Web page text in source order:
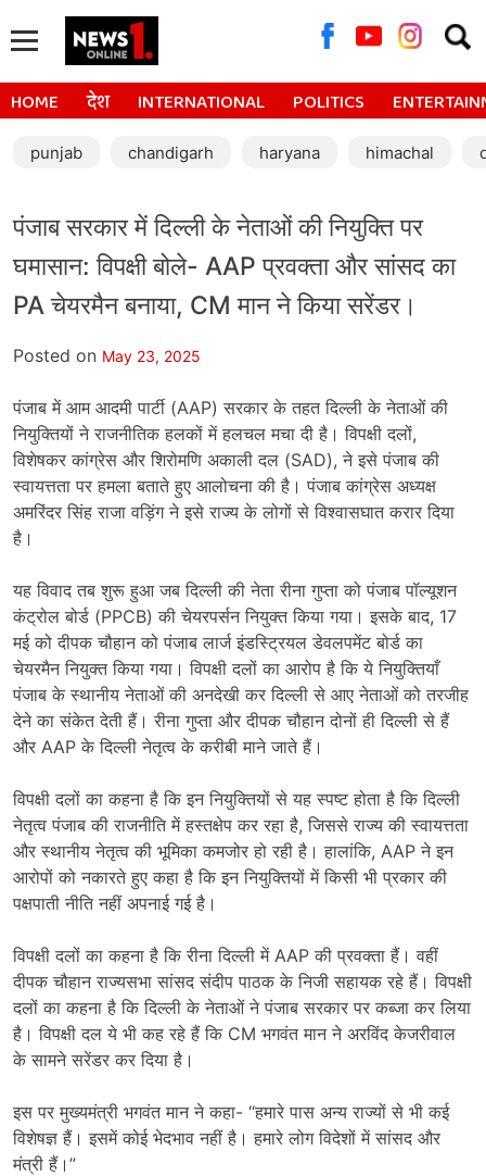
for:
HOME देश INTERNATIONAL POLITICS
punjab chandigarh haryana himachal
पंजाब सरकार में दिल्ली के नेताओं की नियुक्ति पर
घमासान: विपक्षी बोले- AAP प्रवक्ता और सांसद का
PA चेयरमैन बनाया, CM मान ने किया सरेंडर।
Posted on May 23, 2025
पंजाब में आम आदमी पार्टी (AAP) सरकार के तहत दिल्ली के नेताओं की
नियुक्तियों ने राजनीतिक हलकों में हलचल मचा दी है। विपक्षी दलों,
विशेषकर कांग्रेस और शिरोमणि अकाली दल (SAD), ने इसे पंजाब की
स्वायत्तता पर हमला बताते हुए आलोचना की है। पंजाब कांग्रेस अध्यक्ष
अमरिंदर सिंह राजा वड़िंग ने इसे राज्य के लोगों से विश्वासघात करार दिया
है।
यह विवाद तब शुरू हुआ जब दिल्ली की नेता रीना गुप्ता को पंजाब पॉल्यूशन
कंट्रोल बोर्ड (PPCB) की चेयरपर्सन नियुक्त किया गया। इसके बाद, 17
मई को दीपक चौहान को पंजाब लार्ज इंडस्ट्रियल डेवलपमेंट बोर्ड का
चेयरमैन नियुक्त किया गया। विपक्षी दलों का आरोप है कि ये नियुक्तियाँ
पंजाब के स्थानीय नेताओं की अनदेखी कर दिल्ली से आए नेताओं को तरजीह
देने का संकेत देती हैं। रीना गुप्ता और दीपक चौहान दोनों ही दिल्ली से हैं
और AAP के दिल्ली नेतृत्व के करीबी माने जाते हैं।
विपक्षी दलों का कहना है कि इन नियुक्तियों से यह स्पष्ट होता है कि दिल्ली
नेतृत्व पंजाब की राजनीति में हस्तक्षेप कर रहा है, जिससे राज्य की स्वायत्तता
और स्थानीय नेतृत्व की भूमिका कमजोर हो रही है। हालांकि, AAP ने इन
आरोपों को नकारते हुए कहा है कि इन नियुक्तियों में किसी भी प्रकार की
पक्षपाती नीति नहीं अपनाई गई है।
विपक्षी दलों का कहना है कि रीना दिल्ली में AAP की प्रवक्ता हैं। वहीं
दीपक चौहान राज्यसभा सांसद संदीप पाठक के निजी सहायक रहे हैं। विपक्षी
दलों का कहना है कि दिल्ली के नेताओं ने पंजाब सरकार पर कब्जा कर लिया
है। विपक्षी दल ये भी कह रहे हैं कि CM भगवंत मान ने अरविंद केजरीवाल
के सामने सरेंडर कर दिया​​​​​​ है।
इस पर मुख्यमंत्री भगवंत मान ने कहा- “हमारे पास अन्य राज्यों से भी कई
विशेषज्ञ हैं। इसमें कोई भेदभाव नहीं है। हमारे लोग विदेशों में सांसद और
मंत्री हैं।”